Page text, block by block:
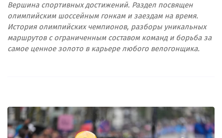
Вершина спортивных достижений. Раздел посвящен
олимпийским шоссейным гонкам и заездам на время.
История олимпийских чемпионов, разборы уникальных
маршрутов с ограниченным составом команд и борьба за
самое ценное золото в карьере любого велогонщика.